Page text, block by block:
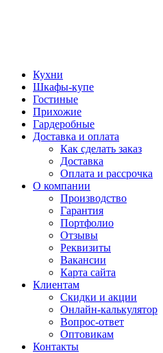
Кухни
Шкафы-купе
Гостиные
Прихожие
Гардеробные
Доставка и оплата
Как сделать заказ
Доставка
Оплата и рассрочка
О компании
Производство
Гарантия
Портфолио
Отзывы
Реквизиты
Вакансии
Карта сайта
Клиентам
Скидки и акции
Онлайн-калькулятор
Вопрос-ответ
Оптовикам
Контакты